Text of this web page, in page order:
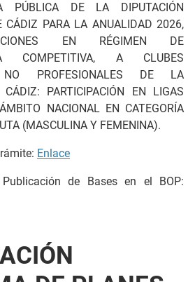
PÚBLICA DE LA DIPUTACIÓN
CÁDIZ PARA LA ANUALIDAD 2026,
EN RÉGIMEN DE
COMPETITIVA, A CLUBES
NO PROFESIONALES DE LA
CÁDIZ: PARTICIPACIÓN EN LIGAS
NACIONAL EN CATEGORÍA
(MASCULINA Y FEMENINA).
Enlace
de Bases en el BOP: